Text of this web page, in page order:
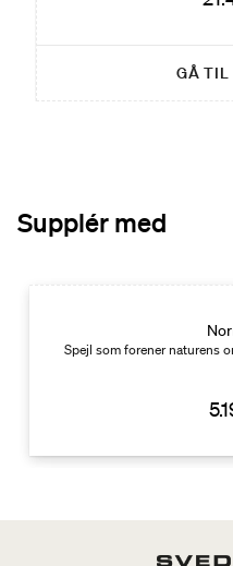
GÅ TIL
Supplér med
Spejl som forener naturens